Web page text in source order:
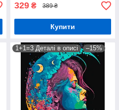
329 ₴ 389 ₴
Купити
1+1=3 Деталі в описі –15%